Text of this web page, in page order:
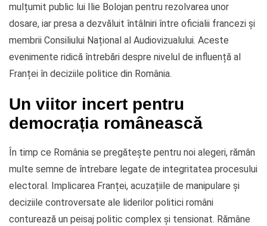
mulțumit public lui Ilie Bolojan pentru rezolvarea unor
dosare, iar presa a dezvăluit întâlniri între oficialii francezi și
membrii Consiliului Național al Audiovizualului. Aceste
evenimente ridică întrebări despre nivelul de influență al
Franței în deciziile politice din România.
Un viitor incert pentru
democrația românească
În timp ce România se pregătește pentru noi alegeri, rămân
multe semne de întrebare legate de integritatea procesului
electoral. Implicarea Franței, acuzațiile de manipulare și
deciziile controversate ale liderilor politici români
conturează un peisaj politic complex și tensionat. Rămâne